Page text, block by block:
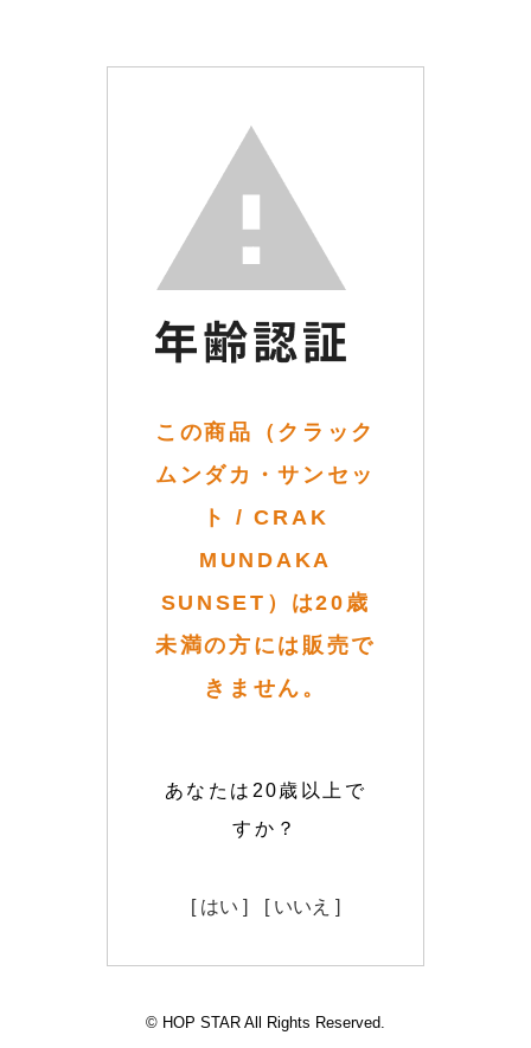
この商品（クラック
ムンダカ・サンセッ
ト / CRAK
MUNDAKA
SUNSET）は20歳
未満の方には販売で
きません。
あなたは20歳以上で
すか？
[ はい ] [ いいえ ]
© HOP STAR All Rights Reserved.